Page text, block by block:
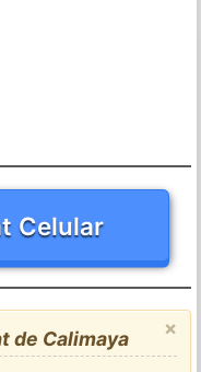
Celular
×
de Calimaya